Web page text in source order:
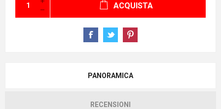
ACQUISTA
PANORAMICA
RECENSIONI